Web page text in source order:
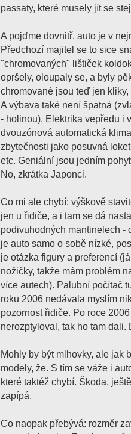
passaty, které musely jít se
A pojďme dovnitř, auto je v
Předchozí majitel se to sice
"chromovaných" lištiček
opršely, oloupaly se, a byly
chromované jsou teď jen
A výbava také není špatná
- holinou). Elektrika vepředu i
dvouzónová automatická
zbytečnosti jako posuvná
etc. Geniální jsou jedním
No, zkrátka Japonci.
Co mi ale chybí: výškově
jen u řidiče, a i tam se dá
podivuhodných mantinelech -
je auto samo o sobě nízké,
je otázka figury a preferencí
nožičky, takže mám problém
více autech). Palubní počítač
roku 2006 nedávala myslím
pozornost řidiče. Po roce
nerozptyloval, tak ho tam dali.
Mohly by být mlhovky, ale jak
modely, že. S tím se váže i
které taktéž chybí. Škoda,
zapípá.
Co naopak přebývá: rozměr